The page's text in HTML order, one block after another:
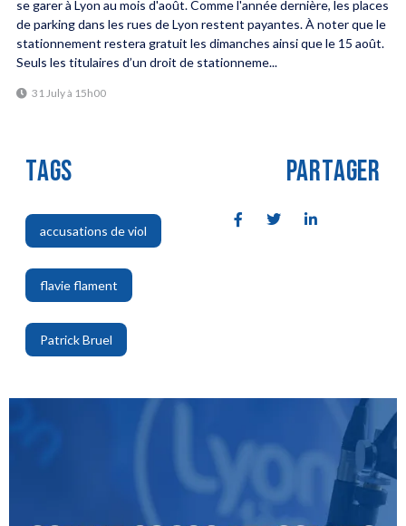
se garer à Lyon au mois d'août. Comme l'année dernière, les places
de parking dans les rues de Lyon restent payantes. À noter que le
stationnement restera gratuit les dimanches ainsi que le 15 août.
Seuls les titulaires d’un droit de stationneme...
31 July à 15h00
TAGS
accusations de viol
,
flavie flament
,
Patrick Bruel
PARTAGER